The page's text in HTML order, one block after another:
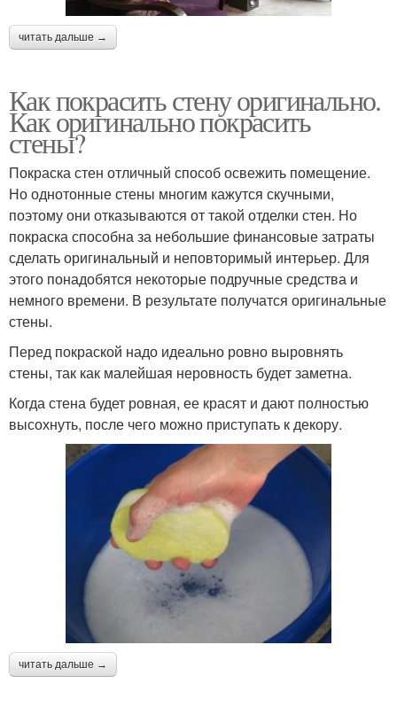
читать дальше →
Как покрасить стену оригинально.
Как оригинально покрасить
стены?
Покраска стен отличный способ освежить помещение.
Но однотонные стены многим кажутся скучными,
поэтому они отказываются от такой отделки стен. Но
покраска способна за небольшие финансовые затраты
сделать оригинальный и неповторимый интерьер. Для
этого понадобятся некоторые подручные средства и
немного времени. В результате получатся оригинальные
стены.
Перед покраской надо идеально ровно выровнять
стены, так как малейшая неровность будет заметна.
Когда стена будет ровная, ее красят и дают полностью
высохнуть, после чего можно приступать к декору.
читать дальше →